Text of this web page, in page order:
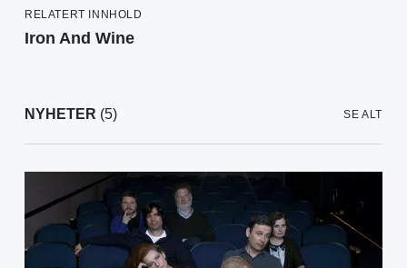
RELATERT INNHOLD
Iron And Wine
NYHETER (5) SE ALT